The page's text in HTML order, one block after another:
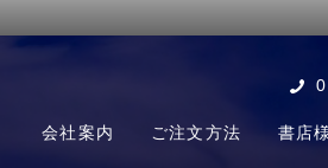
会社案内 ご注文方法 書店